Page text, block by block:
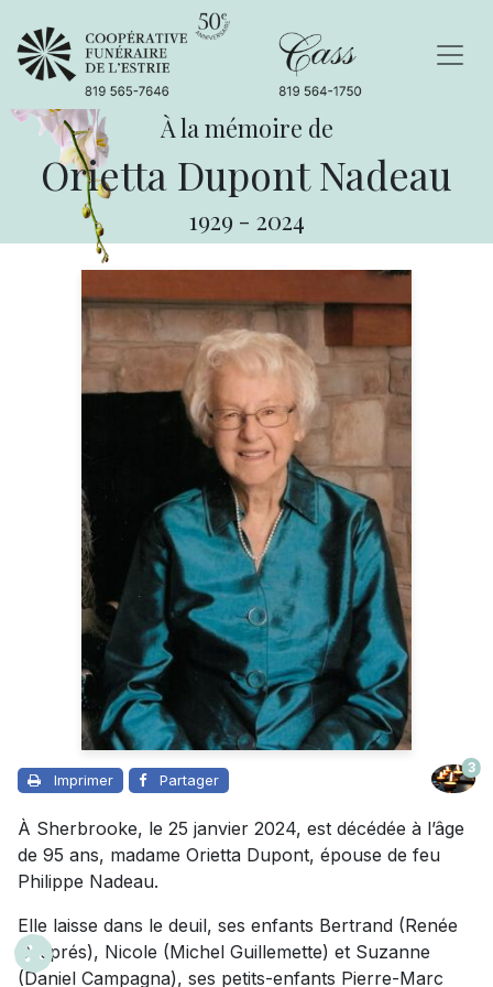
À la mémoire de
Orietta Dupont Nadeau
1929 - 2024
Imprimer Partager
3
À Sherbrooke, le 25 janvier 2024, est décédée à l’âge
de 95 ans, madame Orietta Dupont, épouse de feu
Philippe Nadeau.
Elle laisse dans le deuil, ses enfants Bertrand (Renée
Després), Nicole (Michel Guillemette) et Suzanne
(Daniel Campagna), ses petits-enfants Pierre-Marc